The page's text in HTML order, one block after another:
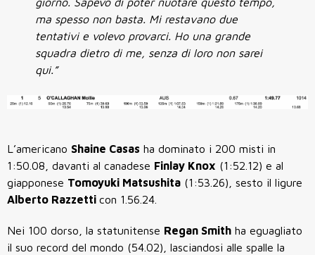
ma spesso non basta. Mi restavano due
tentativi e volevo provarci. Ho una grande
squadra dietro di me, senza di loro non sarei
qui.”
L’americano Shaine Casas ha dominato i 200 misti in
1:50.08, davanti al canadese Finlay Knox (1:52.12) e al
giapponese Tomoyuki Matsushita (1:53.26), sesto il ligure
Alberto Razzetti con 1.56.24.
Nei 100 dorso, la statunitense Regan Smith ha eguagliato
il suo record del mondo (54.02), lasciandosi alle spalle la